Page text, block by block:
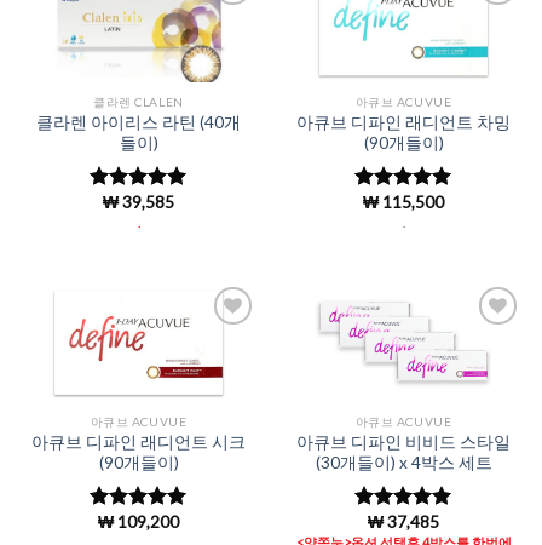
Add to
Wishlist
클라렌 CLALEN
클라렌 아이리스 라틴 (40개
들이)
5 중에서
로 평가됨
₩39,585
Wishlist
아큐브 ACUVUE
아큐브 디파인 래디언트 차밍
(90개들이)
5 중에서
로 평
₩115,500
Wishlist
아큐브 ACUVUE
아큐브 디파인 래디언트 시크
(90개들이)
5 중에서
₩109,200
Wishlist
아큐브 ACUVUE
아큐브 디파인 비비드 스타일
(30개들이) x 4박스 세트
5 중에서
₩37,485
<양쪽눈>옵션 선택후 4박스를 한번에